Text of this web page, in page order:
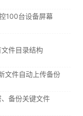
100台设备屏幕
件目录结构
文件自动上传备份
备份关键文件